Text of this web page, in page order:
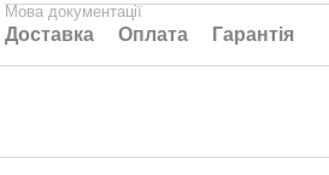
Мова документації
Доставка Оплата Гарантія